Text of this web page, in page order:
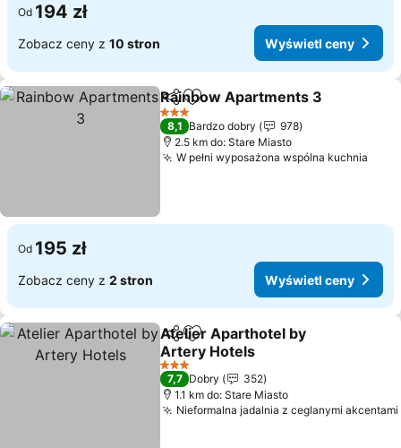
Od 194 zł
Zobacz ceny z 10 stron Wyświetl ceny
Udostępnij
Dodaj do ulubionych
Rainbow Apartments 3
3 Kategoria
8,1 Bardzo dobry
978
2.5 km do: Stare Miasto
W pełni wyposażona wspólna kuchnia
Od 195 zł
Zobacz ceny z 2 stron Wyświetl ceny
Udostępnij
Dodaj do ulubionych
Atelier Aparthotel by
Artery Hotels
Wyświetl ceny
3 Kategoria
7,7 Dobry
352
1.1 km do: Stare Miasto
Nieformalna jadalnia z ceglanymi akcentami